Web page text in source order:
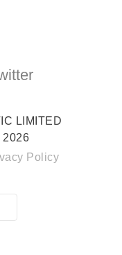
LIMITED
2026
Policy